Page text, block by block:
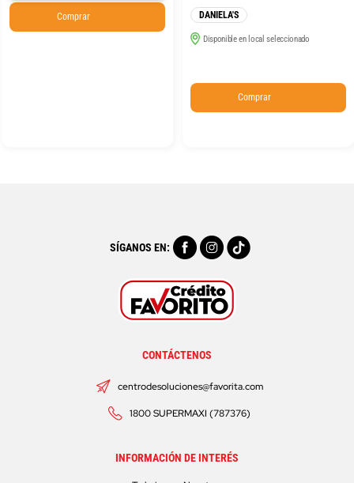
Comprar DANIELA'S
Disponible en local seleccionado
Comprar
SÍGANOS EN:
CONTÁCTENOS
centrodesoluciones@favorita.com
1800 SUPERMAXI (787376)
INFORMACIÓN DE INTERÉS